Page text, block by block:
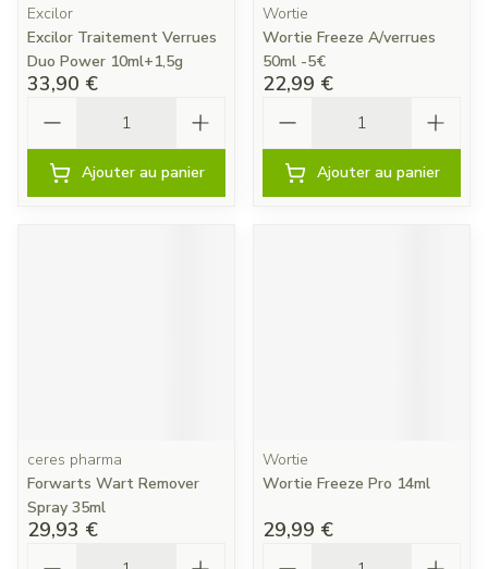
Excilor
Excilor Traitement Verrues
Duo Power 10ml+1,5g
33,90 €
Ajouter au panier
Wortie
Wortie Freeze A/verrues
50ml -5€
22,99 €
Ajouter au panier
ceres pharma
Forwarts Wart Remover
Spray 35ml
29,93 €
Wortie
Wortie Freeze Pro 14ml
29,99 €